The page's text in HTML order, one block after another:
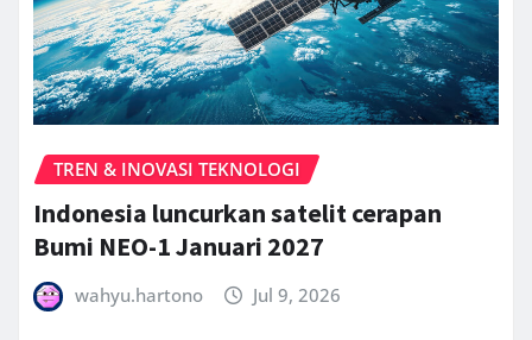
TREN & INOVASI TEKNOLOGI
Indonesia luncurkan satelit cerapan
Bumi NEO-1 Januari 2027
wahyu.hartono Jul 9, 2026